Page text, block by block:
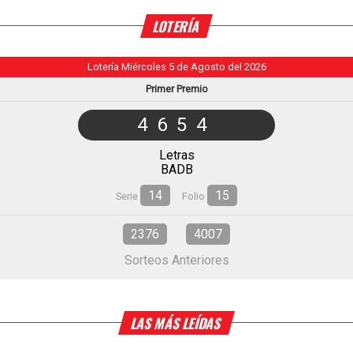
LOTERÍA
Lotería Miércoles 5 de Agosto del 2026
Primer Premio
4654
Letras
BADB
Serie 14 Folio 15
2376
4007
Sorteos Anteriores
LAS MÁS LEÍDAS